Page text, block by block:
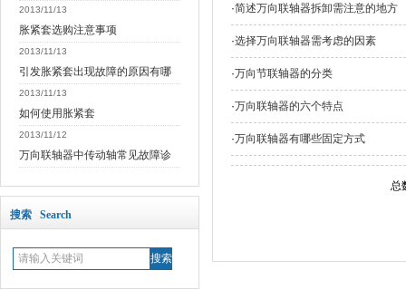
2013/11/13
胀紧套选购注意事项
2013/11/13
引发胀紧套出现故障的原因有哪
2013/11/13
如何使用胀紧套
2013/11/12
万向联轴器中传动轴常见故障诊
搜索 Search
·简述万向联轴器拆卸需注意的地方
·选择万向联轴器需考虑的因素
·万向节联轴器的分类
·万向联轴器的六个特点
·万向联轴器有哪些固定方式
总